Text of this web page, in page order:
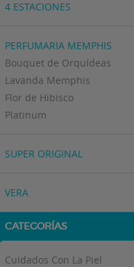
4 ESTACIONES
PERFUMARIA MEMPHIS
Bouquet de Orquídeas
Lavanda Memphis
Flor de Hibisco
Platinum
SUPER ORIGINAL
VERA
CATEGORÍAS
Cuidados Con La Piel